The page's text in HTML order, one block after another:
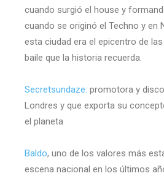
cuando surgió el house y
cuando se originó el Techno y en
esta ciudad era el epicentro de
baile que la historia recuerda.
Secretsundaze: promotora y
Londres y que exporta su
el planeta
Baldo, uno de los valores más
escena nacional en los últimos